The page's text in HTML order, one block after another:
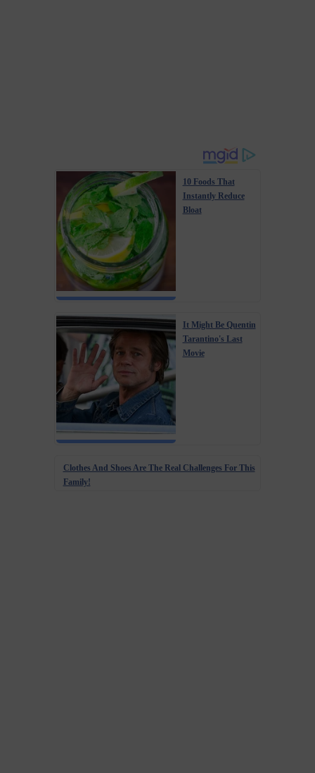
10 Foods That
Instantly Reduce
Bloat
It Might Be Quentin
Tarantino's Last
Movie
Clothes And Shoes Are The Real Challenges For This
Family!